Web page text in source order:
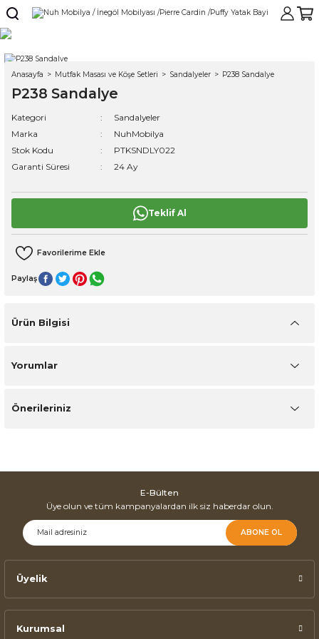
Anasayfa Mutfak Masası ve Köşe Setleri Sandalyeler P238 Sandalye
P238 Sandalye
Kategori
Sandalyeler
Marka
NuhMobilya
Stok Kodu
PTKSNDLY022
Garanti Süresi
24 Ay
Teklif Al
Paylaş
Ürün Bilgisi
Yorumlar
Önerileriniz
E-Bülten
Üye olun ve tüm kampanyalardan ilk siz haberdar olun.
ABONE OL
Üyelik
Kurumsal